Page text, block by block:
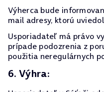
Výherca bude
mail adresy, ktorú
Usporiadateľ má právo
prípade podozrenia z
použitia neregulárnych
6. Výhra: